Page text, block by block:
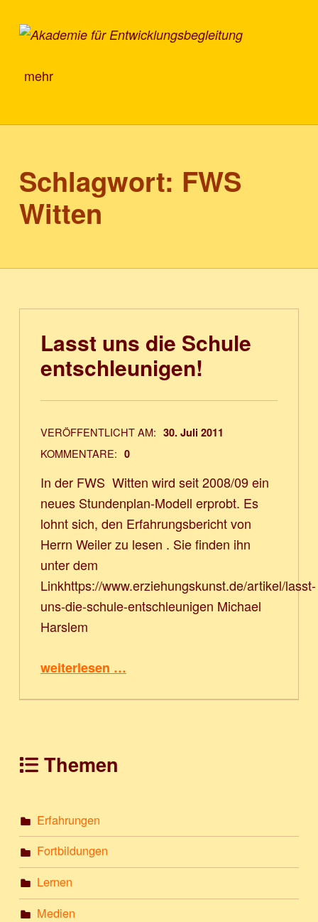
Akademie für Entwicklungsbegleitung
mehr
Schlagwort: FWS
Witten
Lasst uns die Schule
entschleunigen!
VERÖFFENTLICHT AM: 30. Juli 2011
KOMMENTARE: 0
In der FWS Witten wird seit 2008/09 ein
neues Stundenplan-Modell erprobt. Es
lohnt sich, den Erfahrungsbericht von
Herrn Weiler zu lesen . Sie finden ihn
unter dem
Linkhttps://www.erziehungskunst.de/artikel/lasst-
uns-die-schule-entschleunigen Michael
Harslem
“Lasst uns die Schule entschleunigen!”
weiterlesen …
Themen
Erfahrungen
Fortbildungen
Lernen
Medien